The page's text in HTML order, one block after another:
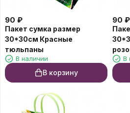
90 ₽
Пакет сумка размер
30*30см Красные
тюльпаны
В наличии
В корзину
90 ₽
В